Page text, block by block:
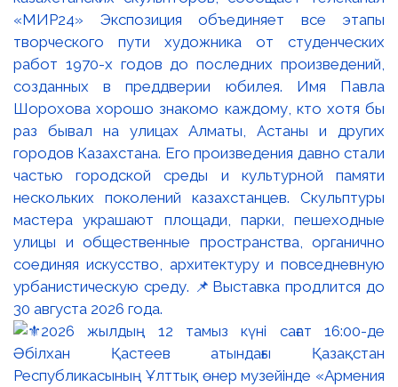
«МИР24» Экспозиция объединяет все этапы
творческого пути художника от студенческих
работ 1970-х годов до последних произведений,
созданных в преддверии юбилея. Имя Павла
Шорохова хорошо знакомо каждому, кто хотя бы
раз бывал на улицах Алматы, Астаны и других
городов Казахстана. Его произведения давно стали
частью городской среды и культурной памяти
нескольких поколений казахстанцев. Скульптуры
мастера украшают площади, парки, пешеходные
улицы и общественные пространства, органично
соединяя искусство, архитектуру и повседневную
урбанистическую среду. 📌Выставка продлится до
30 августа 2026 года.